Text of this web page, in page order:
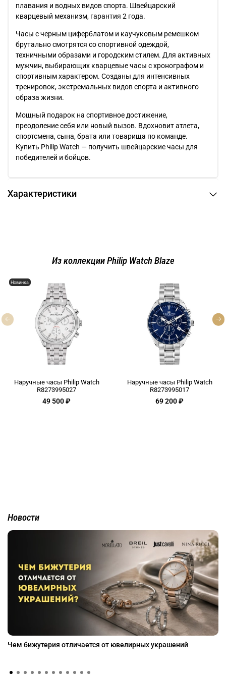
плавания и водных видов спорта. Швейцарский
кварцевый механизм, гарантия 2 года.
Часы с черным циферблатом и каучуковым ремешком
брутально смотрятся со спортивной одеждой,
техничными образами и городским стилем. Для активных
мужчин, выбирающих кварцевые часы с хронографом и
спортивным характером. Созданы для интенсивных
тренировок, экстремальных видов спорта и активного
образа жизни.
Мощный подарок на спортивное достижение,
преодоление себя или новый вызов. Вдохновит атлета,
спортсмена, сына, брата или товарища по команде.
Купить Philip Watch — получить швейцарские часы для
победителей и бойцов.
Характеристики
Из коллекции Philip Watch Blaze
Новинка
Наручные часы Philip Watch
R8273995027
49 500 ₽
Наручные часы Philip Watch
R8273995017
69 200 ₽
Новости
Чем бижутерия отличается от ювелирных украшений